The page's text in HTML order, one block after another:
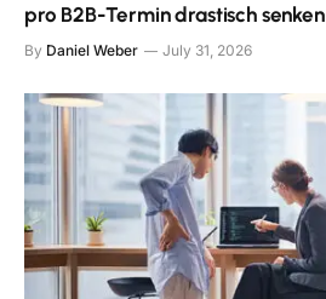
pro B2B-Termin drastisch senken
By Daniel Weber July 31, 2026